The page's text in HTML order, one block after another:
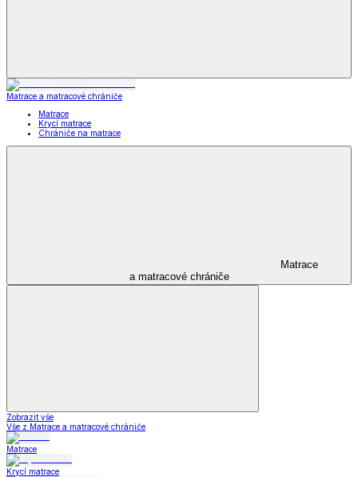
Matrace a matracové chrániče
Matrace
Krycí matrace
Chrániče na matrace
Matrace
a matracové chrániče
Zobrazit vše
Vše z Matrace a matracové chrániče
Matrace
Krycí matrace